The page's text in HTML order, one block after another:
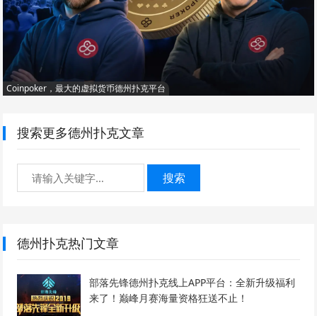
Coinpoker，最大的虚拟货币德州扑克平台
搜索更多德州扑克文章
搜索
德州扑克热门文章
部落先锋德州扑克线上APP平台：全新升级福利
来了！巅峰月赛海量资格狂送不止！